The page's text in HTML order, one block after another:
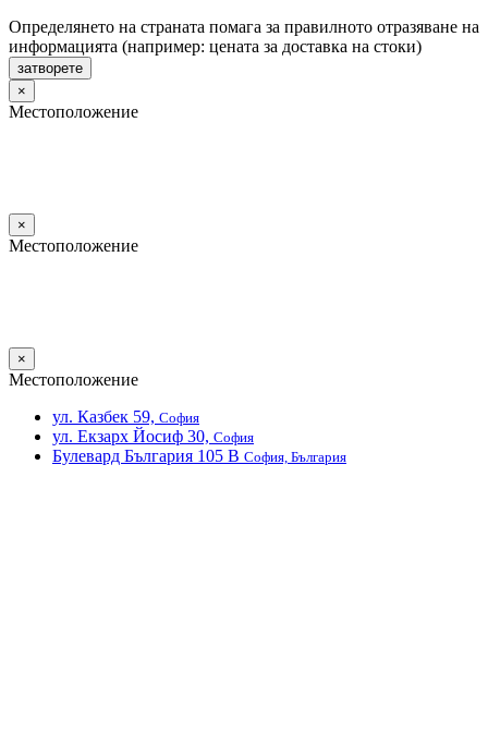
Определянето на страната помага за правилното отразяване на
информацията (например: цената за доставка на стоки)
затворете
×
Местоположение
×
Местоположение
×
Местоположение
ул. Казбек 59, София
ул. Екзарх Йосиф 30, София
Булевард България 105 В София, България